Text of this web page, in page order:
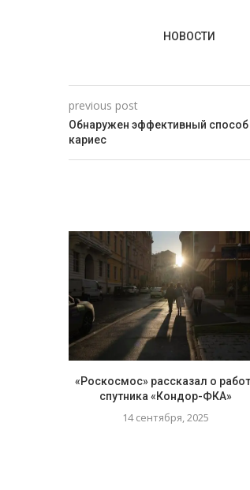
НОВОСТИ
previous post
Обнаружен эффективный способ
кариес
«Роскосмос» рассказал о
спутника «Кондор-ФКА»
14 сентября, 2025